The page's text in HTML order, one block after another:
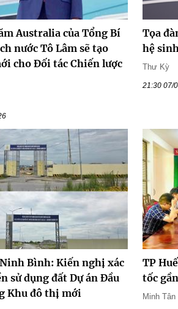
Australia của Tổng Bí
nước Tô Lâm sẽ tạo
cho Đối tác Chiến lược
Tọa
hệ
Thư Kỳ
21:30 07/
Bình: Kiến nghị xác
sử dụng đất Dự án Đầu
Khu đô thị mới
TP
tốc
Minh Tân